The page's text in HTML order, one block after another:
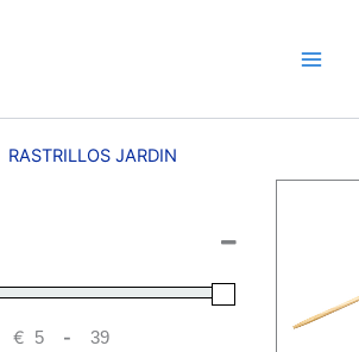
RASTRILLOS JARDIN
€ -